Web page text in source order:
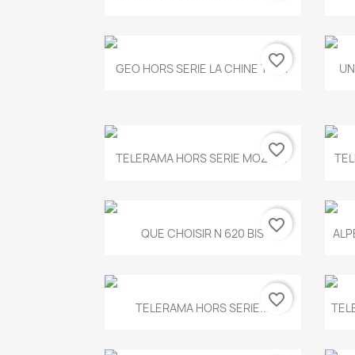
Aperçu rapide
GEO HORS SERIE LA CHINE T.497
favorite_border
Aperçu rapide
TELERAMA HORS SERIE MOZART
favorite_border
Aperçu rapide
QUE CHOISIR N 620 BIS favorite_border
Aperçu rapide
TELERAMA HORS SERIE...favorite_border